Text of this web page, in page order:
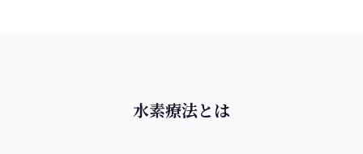
水素療法とは